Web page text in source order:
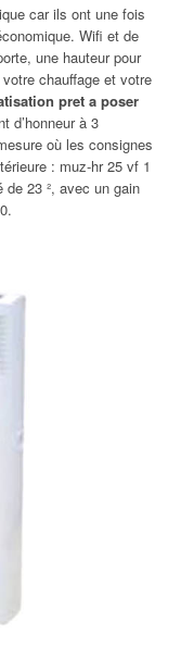
car ils ont une fois
Wifi et de
une hauteur pour
chauffage et votre
pret a poser
d’honneur à 3
où les consignes
: muz-hr 25 vf 1
23 ², avec un gain